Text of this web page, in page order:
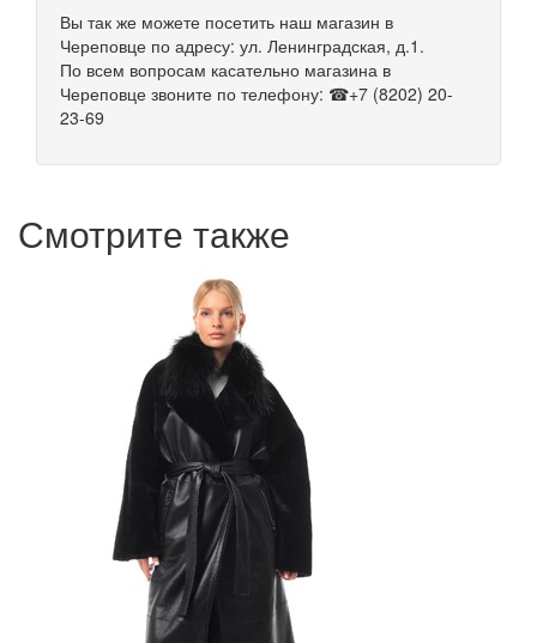
Вы так же можете посетить наш магазин в
Череповце по адресу: ул. Ленинградская, д.1.
По всем вопросам касательно магазина в
Череповце звоните по телефону: ☎+7 (8202) 20-
23-69
Смотрите также